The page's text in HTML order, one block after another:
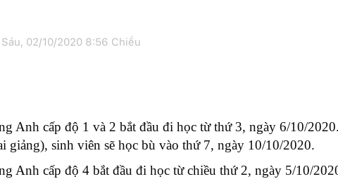
02/10/2020 8:56 Chiều
Anh cấp độ 1 và 2 bắt đầu đi học từ thứ 3, ngày 6/10/
giảng), sinh viên sẽ học bù vào thứ 7, ngày 10/10/2020.
Anh cấp độ 4 bắt đầu đi học từ chiều thứ 2, ngày 5/10/